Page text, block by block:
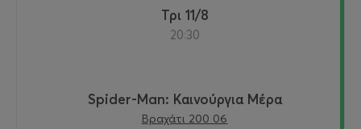
Τρι 11/8
20:30
Spider-Man: Καινούργια Μέρα
Βραχάτι 200 06